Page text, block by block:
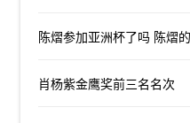
陈熠参加亚洲杯了吗 陈熠
肖杨紫金鹰奖前三名名次